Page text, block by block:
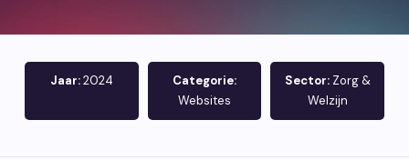
Reviews
Jaar:2024
Categorie:
Websites
Sector: Zorg &
Welzijn